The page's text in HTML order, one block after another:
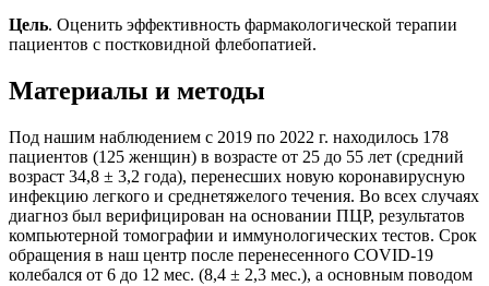
Цель. Оценить эффективность фармакологической терапии
пациентов с постковидной флебопатией.
Материалы и методы
Под нашим наблюдением с 2019 по 2022 г. находилось 178
пациентов (125 женщин) в возрасте от 25 до 55 лет (средний
возраст 34,8 ± 3,2 года), перенесших новую коронавирусную
инфекцию легкого и среднетяжелого течения. Во всех случаях
диагноз был верифицирован на основании ПЦР, результатов
компьютерной томографии и иммунологических тестов. Срок
обращения в наш центр после перенесенного COVID-19
колебался от 6 до 12 мес. (8,4 ± 2,3 мес.), а основным поводом